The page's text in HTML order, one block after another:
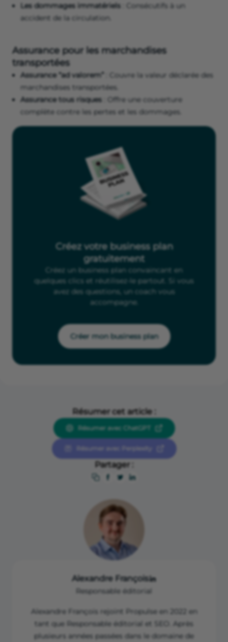
Les dommages immatériels : Consécutifs à un
accident de la circulation.
Assurance pour les marchandises
transportées
Assurance “ad valorem” : Couvre la valeur déclarée des
marchandises transportées.
Assurance tous risques : Offre une couverture
complète contre les pertes et les dommages.
Créez votre business plan
gratuitement
Créez un business plan convaincant en
quelques clics et réutilisez-le partout. Si vous
avez des questions, un coach vous
accompagne.
Créer mon business plan
Résumer cet article :
Résumer avec ChatGPT
Résumer avec Perplexity
Partager :
Alexandre François
Responsable éditorial
Alexandre François rejoint Propulse en 2022 en
tant que Responsable éditorial et SEO. Après
plusieurs années passées dans le domaine de